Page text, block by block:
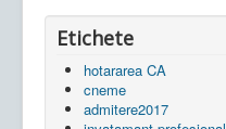
Etichete
hotararea CA
cneme
admitere2017